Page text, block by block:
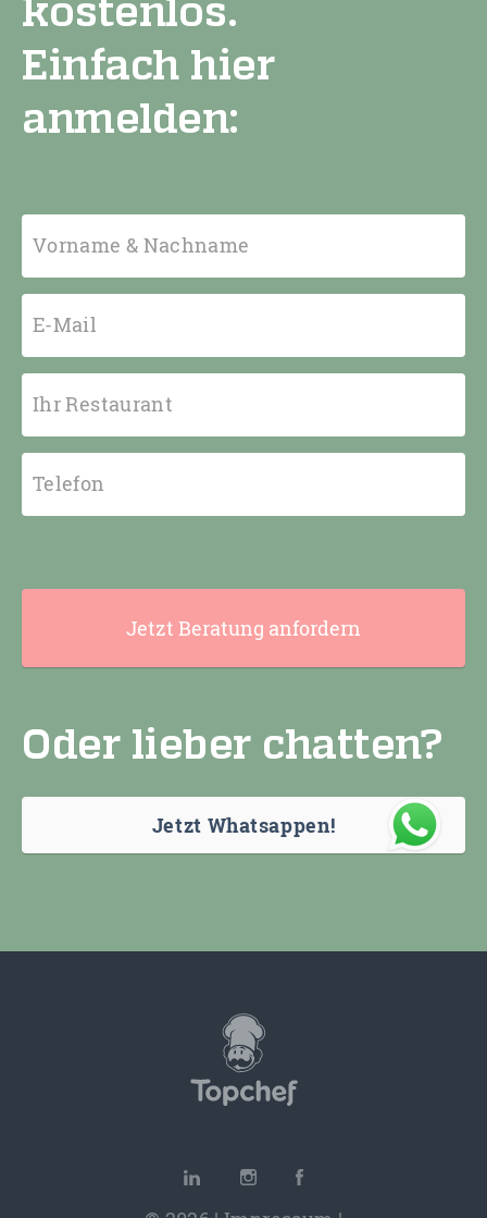
kostenlos.
Einfach hier
anmelden:
Vorname & Nachname
E-Mail
Ihr Restaurant
Telefon
Jetzt Beratung anfordern
Oder lieber chatten?
Jetzt Whatsappen!